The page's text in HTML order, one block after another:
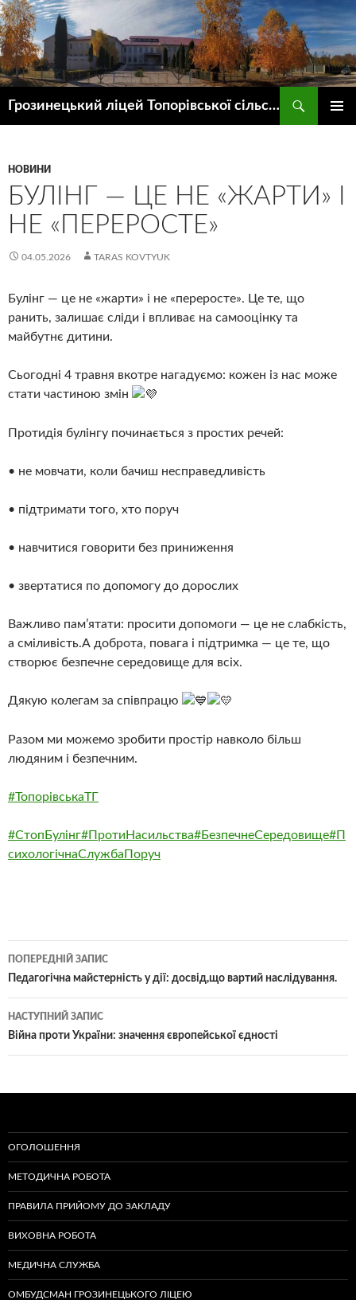
Грозинецький ліцей Топорівської сільської ради
НОВИНИ
БУЛІНГ — ЦЕ НЕ «ЖАРТИ» І
НЕ «ПЕРЕРОСТЕ»
04.05.2026 TARAS KOVTYUK
Булінг — це не «жарти» і не «переросте». Це те, що
ранить, залишає сліди і впливає на самооцінку та
майбутнє дитини.
Сьогодні 4 травня вкотре нагадуємо: кожен із нас може
стати частиною змін
Протидія булінгу починається з простих речей:
• не мовчати, коли бачиш несправедливість
• підтримати того, хто поруч
• навчитися говорити без приниження
• звертатися по допомогу до дорослих
Важливо пам’ятати: просити допомоги — це не слабкість,
а сміливість.А доброта, повага і підтримка — це те, що
створює безпечне середовище для всіх.
Дякую колегам за співпрацю
Разом ми можемо зробити простір навколо більш
людяним і безпечним.
#ТопорівськаТГ
#СтопБулінг#ПротиНасильства#БезпечнеСередовище#П
сихологічнаСлужбаПоруч
Навігація
по
записам
ПОПЕРЕДНІЙ ЗАПИС
Педагогічна майстерність у дії: досвід,що вартий наслідування.
НАСТУПНИЙ ЗАПИС
Війна проти України: значення європейської єдності
ОГОЛОШЕННЯ
МЕТОДИЧНА РОБОТА
ПРАВИЛА ПРИЙОМУ ДО ЗАКЛАДУ
ВИХОВНА РОБОТА
МЕДИЧНА СЛУЖБА
ОМБУДСМАН ГРОЗИНЕЦЬКОГО ЛІЦЕЮ